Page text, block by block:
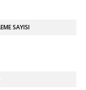
SAYISI